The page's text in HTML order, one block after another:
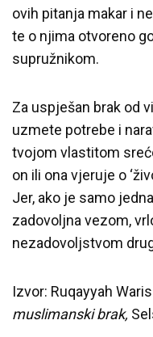
ovih pitanja makar i
te o njima otvoreno
supružnikom.
Za uspješan brak od
uzmete potrebe i
tvojom vlastitom
on ili ona vjeruje o
Jer, ako je samo
zadovoljna vezom,
nezadovoljstvom
Izvor: Ruqayyah
muslimanski brak,